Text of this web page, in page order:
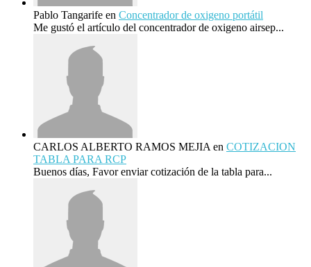
Pablo Tangarife en Concentrador de oxigeno portátil
Me gustó el artículo del concentrador de oxigeno airsep...
CARLOS ALBERTO RAMOS MEJIA en COTIZACION
TABLA PARA RCP
Buenos días, Favor enviar cotización de la tabla para...